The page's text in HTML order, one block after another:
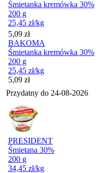
Śmietanka kremówka 30%
200 g
25,45 zł/kg
Cena
5,09 zł
BAKOMA
Śmietanka kremówka 30%
200 g
25,45 zł/kg
Cena
5,09 zł
Przydatny do 24-08-2026
PRESIDENT
Śmietana 30%
200 g
34,45 zł/kg